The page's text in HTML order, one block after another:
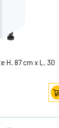
H. 87 cm x L. 30